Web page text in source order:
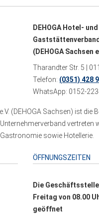
DEHOGA Hotel- und
(DEHOGA Sachsen
Tharandter Str. 5 |
Telefon: (0351) 428
WhatsApp: 0152-
(DEHOGA Sachsen) ist die
vertreten
sowie Hotellerie.
ÖFFNUNGSZEITEN
Die
Freitag von 08.00
geöffnet